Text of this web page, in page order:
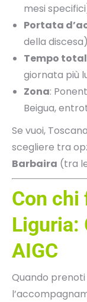
mesi
Portata
della discesa)
Tempo
giornata più
Zona:
Beigua,
Se vuoi,
scegliere tra
Barbaira (tra
Con chi
Liguria:
AIGC
Quando prenoti